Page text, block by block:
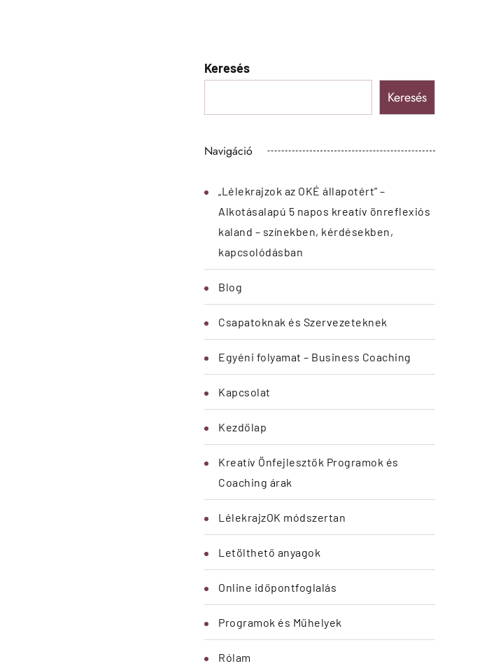
Keresés
Keresés
Navigáció
„Lélekrajzok az OKÉ állapotért” –
Alkotásalapú 5 napos kreatív önreflexiós
kaland – színekben, kérdésekben,
kapcsolódásban
Blog
Csapatoknak és Szervezeteknek
Egyéni folyamat – Business Coaching
Kapcsolat
Kezdőlap
Kreatív Önfejlesztők Programok és
Coaching árak
LélekrajzOK módszertan
Letölthető anyagok
Online időpontfoglalás
Programok és Műhelyek
Rólam